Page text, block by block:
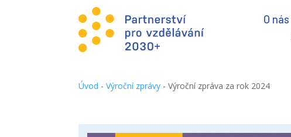
O nás
Úvod -Výroční zprávy -Výroční zpráva za rok 2024